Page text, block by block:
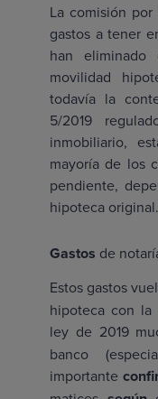
La comisión
gastos a tener
han eliminado
movilidad
todavía la
5/2019
inmobiliario,
mayoría de los
pendiente,
hipoteca original.
Gastos de
Estos gastos
hipoteca con la
ley de 2019
banco
importante